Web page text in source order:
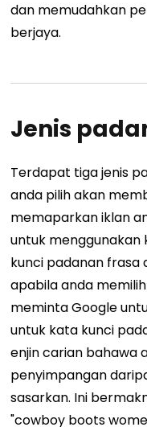
dan memudahkan
berjaya.
Jenis
Terdapat tiga jenis
anda pilih akan
memaparkan iklan
untuk
kunci padanan frasa
apabila anda
meminta Google
untuk kata kunci
enjin carian bahawa
penyimpangan
sasarkan. Ini
"cowboy boots